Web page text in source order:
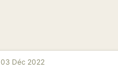
03 Déc 2022